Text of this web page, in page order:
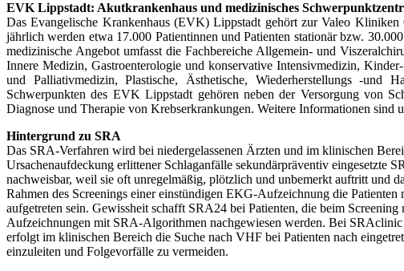
EVK Lippstadt: Akutkrankenhaus und medizinisches
Das Evangelische Krankenhaus (EVK) Lippstadt gehört zur Valeo
jährlich werden etwa 17.000 Patientinnen und Patienten stationär bzw.
medizinische Angebot umfasst die Fachbereiche Allgemein- und
Innere Medizin, Gastro­enterologie und konservative Intensivmedizin,
und Palliativmedizin, Plastische, Ästhetische, Wiederherstellungs -und
Schwerpunkten des EVK Lippstadt gehören neben der Versorgung von
Diagnose und Therapie von Krebserkrankungen. Weitere Informationen sind
Hintergrund zu SRA
Das SRA-Verfahren wird bei niedergelassenen Ärzten und im klinischen
Ursachenaufdeckung erlittener Schlaganfälle sekundärpräventiv
nachweisbar, weil sie oft unregelmäßig, plötzlich und unbemerkt auftritt und
Rahmen des Screenings einer ein­stündigen EKG-Aufzeichnung die
aufgetreten sein. Gewissheit schafft SRA24 bei Patienten, die beim
Aufzeichnungen mit SRA-Algorithmen nachgewiesen werden. Bei
erfolgt im klinischen Bereich die Suche nach VHF bei Patienten nach
einzuleiten und Folgevorfälle zu vermeiden.